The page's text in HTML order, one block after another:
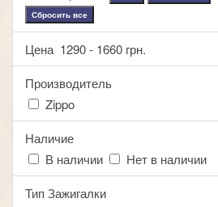
Сбросить все
Цена 1290- 1660 грн.
Производитель
Zippo
Наличие
В наличии
Нет в наличии
Тип Зажигалки